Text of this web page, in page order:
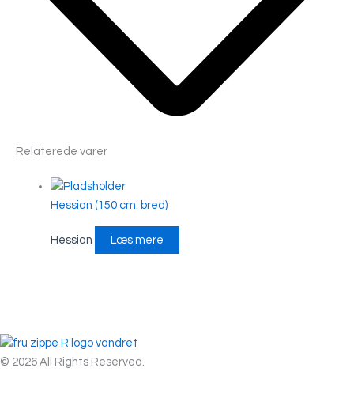
Relaterede varer
Hessian (150 cm. bred)
Hessian Læs mere
© 2026 All Rights Reserved.